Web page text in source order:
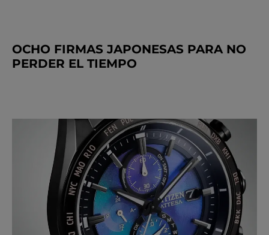
OCHO FIRMAS JAPONESAS PARA NO
PERDER EL TIEMPO